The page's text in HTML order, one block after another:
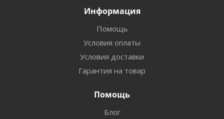
Информация
Помощь
Условия оплаты
Условия доставки
Гарантия на товар
Помощь
Блог